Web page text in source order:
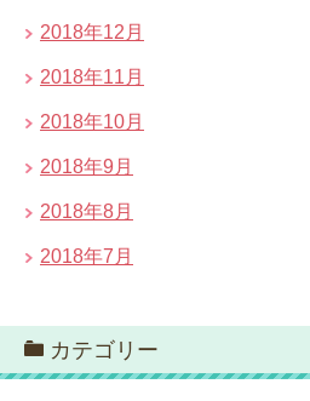
2018年12月
2018年11月
2018年10月
2018年9月
2018年8月
2018年7月
カテゴリー